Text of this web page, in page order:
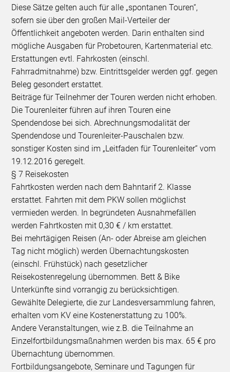
Diese Sätze gelten auch für alle „spontanen Touren“,
sofern sie über den großen Mail-Verteiler der
Öffentlichkeit angeboten werden. Darin enthalten sind
mögliche Ausgaben für Probetouren, Kartenmaterial etc.
Erstattungen evtl. Fahrkosten (einschl.
Fahrradmitnahme) bzw. Eintrittsgelder werden ggf. gegen
Beleg gesondert erstattet.
Beiträge für Teilnehmer der Touren werden nicht erhoben.
Die Tourenleiter führen auf ihren Touren eine
Spendendose bei sich. Abrechnungsmodalität der
Spendendose und Tourenleiter-Pauschalen bzw.
sonstiger Kosten sind im „Leitfaden für Tourenleiter“ vom
19.12.2016 geregelt.
§ 7 Reisekosten
Fahrtkosten werden nach dem Bahntarif 2. Klasse
erstattet. Fahrten mit dem PKW sollen möglichst
vermieden werden. In begründeten Ausnahmefällen
werden Fahrtkosten mit 0,30 € / km erstattet.
Bei mehrtägigen Reisen (An- oder Abreise am gleichen
Tag nicht möglich) werden Übernachtungskosten
(einschl. Frühstück) nach gesetzlicher
Reisekostenregelung übernommen. Bett & Bike
Unterkünfte sind vorrangig zu berücksichtigen.
Gewählte Delegierte, die zur Landesversammlung fahren,
erhalten vom KV eine Kostenerstattung zu 100%.
Andere Veranstaltungen, wie z.B. die Teilnahme an
Einzelfortbildungsmaßnahmen werden bis max. 65 € pro
Übernachtung übernommen.
Fortbildungsangebote, Seminare und Tagungen für